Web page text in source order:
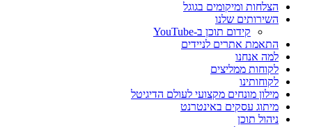
הצלחות ומיקומים בגוגל
השירותים שלנו
קידום תוכן ב-YouTube
התאמת אתרים לניידים
למה אנחנו
לקוחות ממליצים
לקוחותינו
מילון מונחים מקצועי לעולם הדיגיטל
מיתוג עסקים באינטרנט
ניהול תוכן